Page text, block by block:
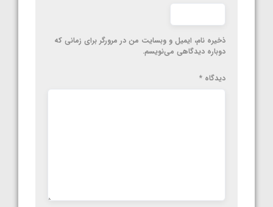
ذخیره نام، ایمیل و وبسایت من در مرورگر برای زمانی که
دوباره دیدگاهی می‌نویسم.
دیدگاه *